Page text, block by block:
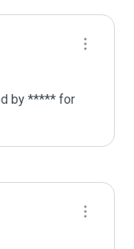
by ***** for